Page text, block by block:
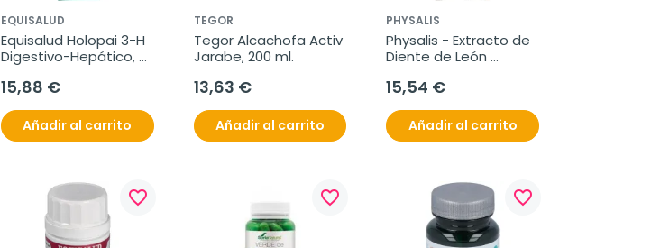
EQUISALUD
Equisalud Holopai 3-H
Digestivo-Hepático,
15,88 €
Añadir al carrito
TEGOR
Tegor Alcachofa Activ
Jarabe, 200 ml.
13,63 €
Añadir al carrito
PHYSALIS
Physalis - Extracto de
Diente de León
Officinale), 100 ml
15,54 €
Añadir al carrito
favorite_border favorite_border favorite_border